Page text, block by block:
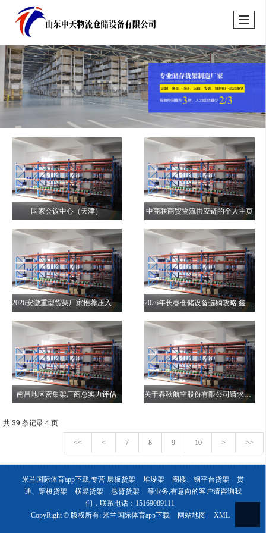
国家会议中心（天津） 中商联商贸物流供应链的个人主页
2026安徽重型货架厂家推荐压入式重型货架驶入式模具阁楼厂家优选指南！ 2026年长春仓储设备选购攻略 鑫托泰等企业盘点
南昌地区密集架厂商总实力评估 关于春秋航空股份有限公司请求注册沈阳-济州、哈尔滨-济州、天津往复客运航线的公示
共 39 条记录 4 页
<< < 7 8 9 10 > >>
米兰国际体育app下载,专营 层板货架 堆垛架 阁楼、钢平台货架
贯
通、穿梭货架
横梁货架 悬臂货架
等业务,有意向的客户请咨询我
们，联系电话： 15169089111
CopyRight © 版权所有: 米兰国际体育app下载 网站地图 XML